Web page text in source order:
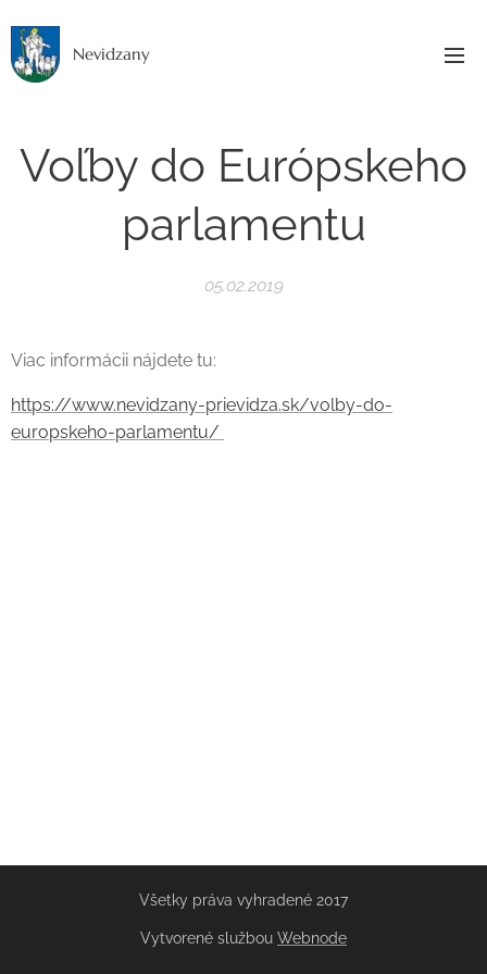
Nevidzany
Voľby do Európskeho
parlamentu
05.02.2019
Viac informácii nájdete tu:
https://www.nevidzany-prievidza.sk/volby-do-
europskeho-parlamentu/
Všetky práva vyhradené 2017
Vytvorené službou Webnode